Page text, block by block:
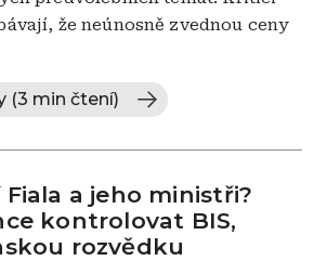
že neúnosně zvednou ceny
(3 min čtení)
a jeho ministři?
kontrolovat BIS,
rozvědku